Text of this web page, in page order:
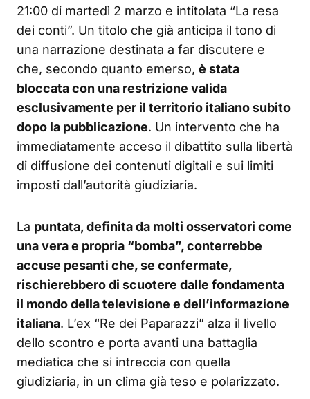
21:00 di martedì 2 marzo e intitolata “La resa
dei conti”. Un titolo che già anticipa il tono di
una narrazione destinata a far discutere e
che, secondo quanto emerso, è stata
bloccata con una restrizione valida
esclusivamente per il territorio italiano subito
dopo la pubblicazione. Un intervento che ha
immediatamente acceso il dibattito sulla libertà
di diffusione dei contenuti digitali e sui limiti
imposti dall’autorità giudiziaria.
La puntata, definita da molti osservatori come
una vera e propria “bomba”, conterrebbe
accuse pesanti che, se confermate,
rischierebbero di scuotere dalle fondamenta
il mondo della televisione e dell’informazione
italiana. L’ex “Re dei Paparazzi” alza il livello
dello scontro e porta avanti una battaglia
mediatica che si intreccia con quella
giudiziaria, in un clima già teso e polarizzato.